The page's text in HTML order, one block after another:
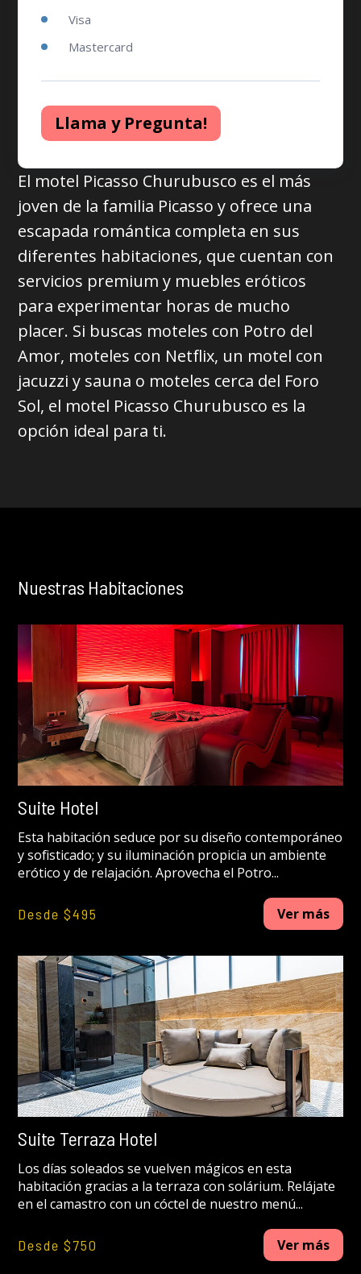
Visa
Mastercard
Llama y Pregunta!
El motel Picasso Churubusco es el más
joven de la familia Picasso y ofrece una
escapada romántica completa en sus
diferentes habitaciones, que cuentan con
servicios premium y muebles eróticos
para experimentar horas de mucho
placer. Si buscas moteles con Potro del
Amor, moteles con Netflix, un motel con
jacuzzi y sauna o moteles cerca del Foro
Sol, el motel Picasso Churubusco es la
opción ideal para ti.
Nuestras Habitaciones
Suite Hotel
Esta habitación seduce por su diseño contemporáneo
y sofisticado; y su iluminación propicia un ambiente
erótico y de relajación. Aprovecha el Potro...
Desde $495 Ver más
Suite Terraza Hotel
Los días soleados se vuelven mágicos en esta
habitación gracias a la terraza con solárium. Relájate
en el camastro con un cóctel de nuestro menú...
Desde $750 Ver más